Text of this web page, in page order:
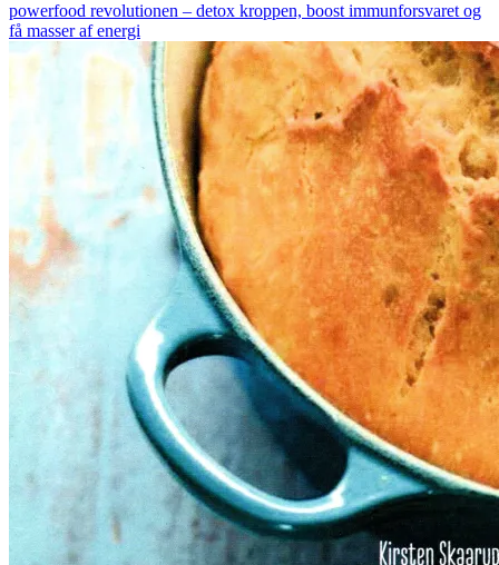
powerfood revolutionen – detox kroppen, boost immunforsvaret og
få masser af energi